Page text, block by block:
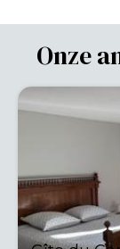
Onze